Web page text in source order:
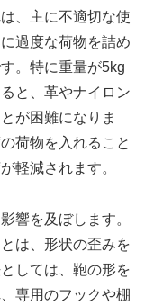
、主に不適切な使
過度な荷物を詰め
。特に重量が5kg
と、革やナイロン
が困難になりま
荷物を入れること
軽減されます。
響を及ぼします。
は、形状の歪みを
しては、鞄の形を
専用のフックや棚